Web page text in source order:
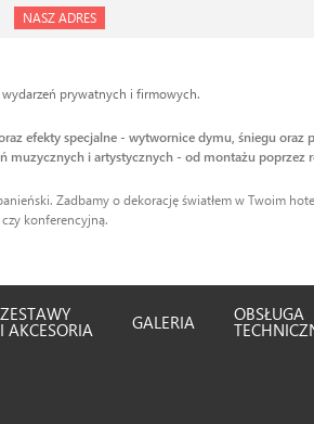
NASZ ADRES
prywatnych i firmowych.
efekty specjalne - wytwornice dymu, śniegu oraz
muzycznych i artystycznych - od montażu poprzez
Zadbamy o dekorację światłem w Twoim
konferencyjną.
ZESTAWY
I AKCESORIA GALERIA OBSŁUGA